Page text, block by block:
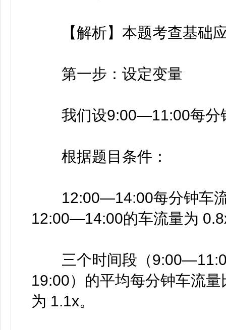
【解析】本题考查基础应
第一步：设定变量
我们设9:00—11:00每分
根据题目条件：
12:00—14:00每分钟车流
12:00—14:00的车流量为
三个时间段（
19:00）的平均每分钟车流
为 1.1x。